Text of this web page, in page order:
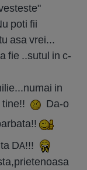
poti fii
asa vrei...
fie ..sutul in c-
in
Da-o
DA!!!